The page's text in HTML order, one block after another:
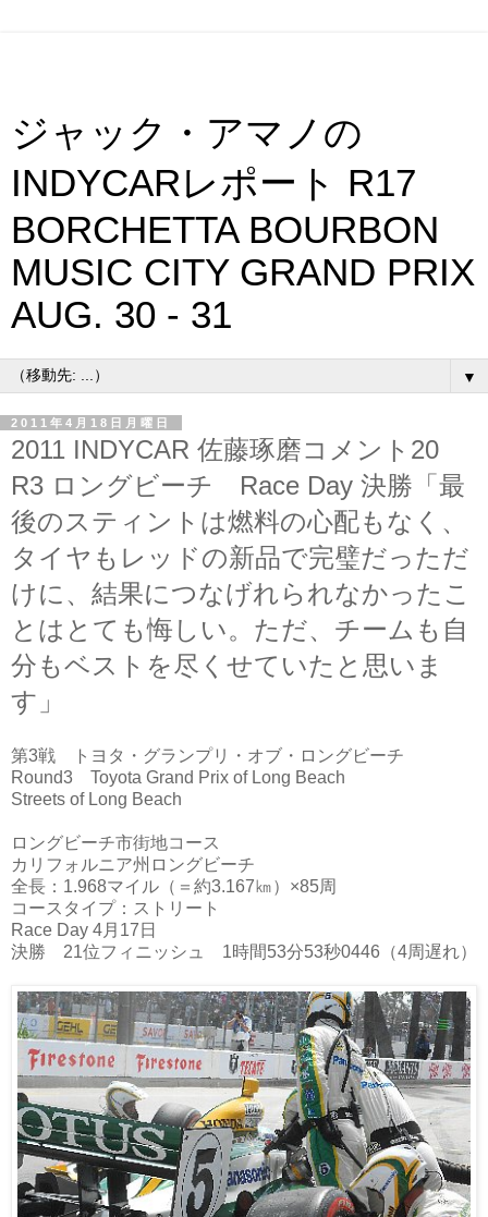
ジャック・アマノの
INDYCARレポート R17
BORCHETTA BOURBON
MUSIC CITY GRAND PRIX
AUG. 30 - 31
▼
2011年4月18日月曜日
2011 INDYCAR 佐藤琢磨コメント20
R3 ロングビーチ Race Day 決勝「最
後のスティントは燃料の心配もなく、
タイヤもレッドの新品で完璧だっただ
けに、結果につなげれられなかったこ
とはとても悔しい。ただ、チームも自
分もベストを尽くせていたと思いま
す」
第3戦 トヨタ・グランプリ・オブ・ロングビーチ
Round3 Toyota Grand Prix of Long Beach
Streets of Long Beach
ロングビーチ市街地コース
カリフォルニア州ロングビーチ
全長：1.968マイル（＝約3.167㎞）×85周
コースタイプ：ストリート
Race Day 4月17日
決勝 21位フィニッシュ 1時間53分53秒0446（4周遅れ）